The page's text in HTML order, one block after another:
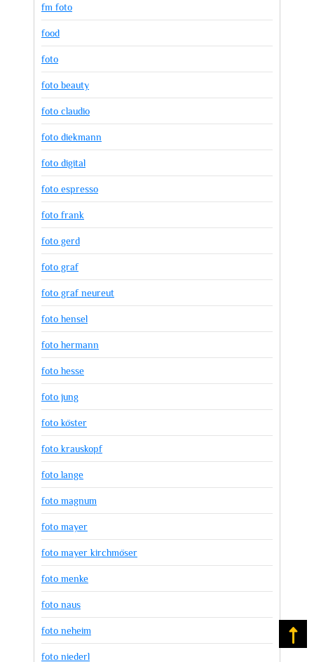
fm foto
food
foto
foto beauty
foto claudio
foto diekmann
foto digital
foto espresso
foto frank
foto gerd
foto graf
foto graf neureut
foto hensel
foto hermann
foto hesse
foto jung
foto köster
foto krauskopf
foto lange
foto magnum
foto mayer
foto mayer kirchmöser
foto menke
foto naus
foto neheim
foto niederl